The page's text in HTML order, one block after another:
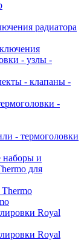
радиатора
- узлы -
- клапаны -
-
- термоголовки
наборы и
для
Royal
Royal